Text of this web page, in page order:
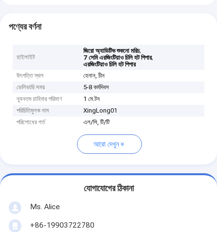
পণ্যের বর্ণনা
হাইলাইট
জিরো অ্যাডিটিভ শুকনো মরিচ,
7 সেমি এরজিংটিয়াও চিলি হট পিপার,
এরজিংটিয়াও চিলি হট পিপার
উৎপত্তি স্থল
হেনান, চীন
ডেলিভারি সময়
5-8 কর্মদিবস
ন্যূনতম চাহিদার পরিমাণ
1 মে.টন
পরিচিতিমুলক নাম
XingLong01
পরিশোধের শর্ত
এল/সি, টি/টি
আরো দেখুন
যোগাযোগের ঠিকানা
Ms. Alice
+86-19903722780